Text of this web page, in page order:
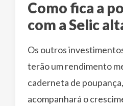
Como fica a
com a Selic
Os outros
terão um rendimento
caderneta de
acompanhará o